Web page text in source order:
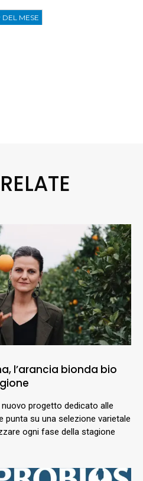
DEL MESE
l’arancia bionda bio
nuovo progetto dedicato alle
punta su una selezione varietale
ogni fase della stagione